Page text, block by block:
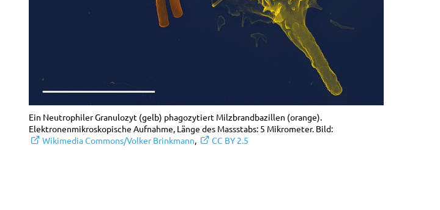
Ein Neutrophiler Granulozyt (gelb) phagozytiert Milzbrandbazillen (orange).
Elektronenmikroskopische Aufnahme, Länge des Massstabs: 5 Mikrometer. Bild:
Wikimedia Commons/Volker Brinkmann, CC BY 2.5